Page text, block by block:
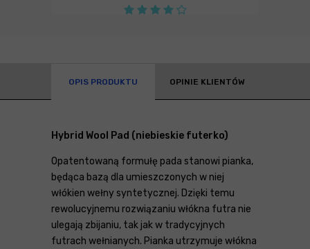
OPIS PRODUKTU OPINIE KLIENTÓW
Hybrid Wool Pad (niebieskie futerko)
Opatentowaną formułę pada stanowi pianka,
będąca bazą dla umieszczonych w niej
włókien wełny syntetycznej. Dzięki temu
rewolucyjnemu rozwiązaniu włókna futra nie
ulegają zbijaniu, tak jak w tradycyjnych
futrach wełnianych. Pianka utrzymuje włókna